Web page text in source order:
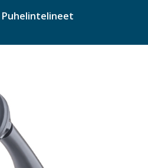
Puhelintelineet